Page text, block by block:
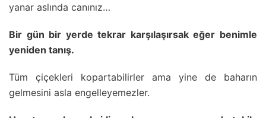
yanar aslında canınız…
Bir gün bir yerde tekrar karşılaşırsak eğer benimle
yeniden tanış.
Tüm çiçekleri kopartabilirler ama yine de baharın
gelmesini asla engelleyemezler.